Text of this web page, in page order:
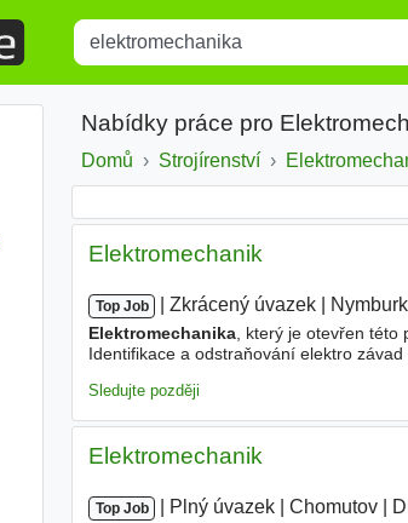
Title
Nabídky práce pro
Domů Strojírenství
Elektromechanik
Top Job Zkrácený úvazek Nymburk
Elektromechanika, který je otevřen této
Identifikace a odstraňování elektro
Sledujte později
Elektromechanik
Top Job Plný úvazek Chomutov